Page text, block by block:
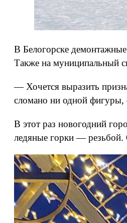
В Белогорске
Также на муниципальный
— Хочется выразить
сломано ни одной фигуры,
В этот раз новогодний
ледяные горки — резьбой.